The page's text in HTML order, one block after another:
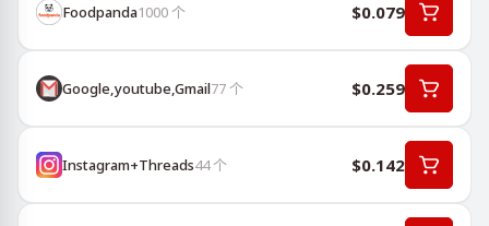
Foodpanda1000个 $0.079
Google,youtube,Gmail77个 $0.259
Instagram+Threads44个 $0.142